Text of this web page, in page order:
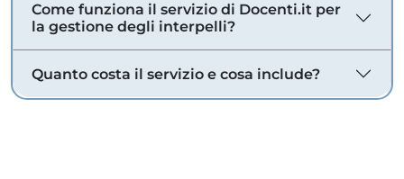
Come funziona il servizio di Docenti.it per
la gestione degli interpelli?
Quanto costa il servizio e cosa include?